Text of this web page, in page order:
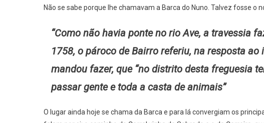
Não se sabe porque lhe chamavam a Barca do Nuno. Talvez fosse o
“Como não havia ponte no rio Ave, a travessia
1758, o pároco de Bairro referiu, na resposta
mandou fazer, que “no distrito desta freguesia
passar gente e toda a casta de animais”
O lugar ainda hoje se chama da Barca e para lá convergiam os